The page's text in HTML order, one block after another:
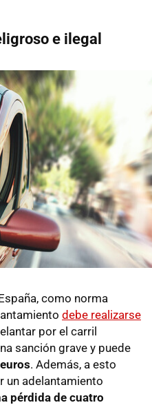
e ilegal
como norma
debe realizarse
por el carril
sanción grave y puede
. Además, a esto
un adelantamiento
pérdida de cuatro